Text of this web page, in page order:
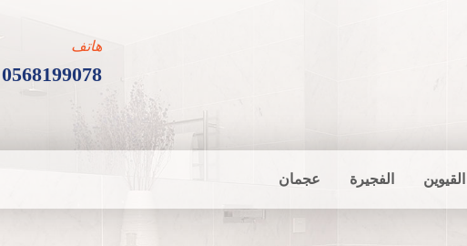
هاتف
0568199078
القيوين الفجيرة عجمان